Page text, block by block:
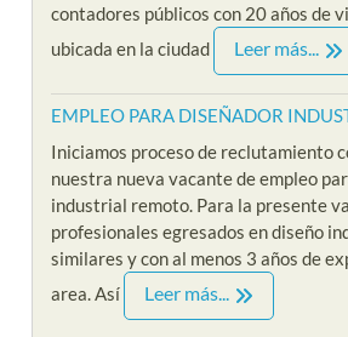
contadores públicos con 20 años de
ubicada en la ciudad
Leer más...
EMPLEO PARA DISEÑADOR
Iniciamos proceso de reclutamiento
nuestra nueva vacante de empleo
industrial remoto. Para la presente
profesionales egresados en diseño
similares y con al menos 3 años de
area. Así
Leer más...